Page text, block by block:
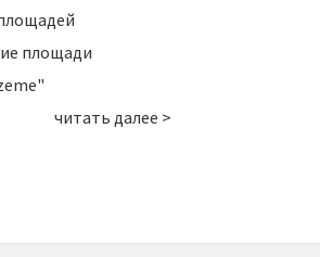
площади
читать далее >